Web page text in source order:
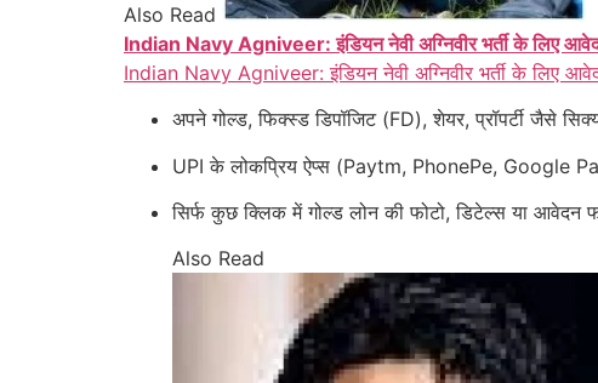
Also Read
Indian Navy Agniveer: इंडियन नेवी अग्निवीर भर्ती के लिए
Indian Navy Agniveer: इंडियन नेवी अग्निवीर भर्ती के लिए
अपने गोल्ड, फिक्स्ड डिपॉजिट (FD), शेयर, प्रॉपर्टी जैसे
UPI के लोकप्रिय ऐप्स (Paytm, PhonePe, Google
सिर्फ कुछ क्लिक में गोल्ड लोन की फोटो, डिटेल्स या आवेदन
Also Read